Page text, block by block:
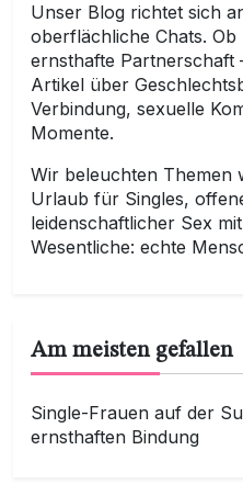
Unser Blog richtet sich
oberflächliche Chats.
ernsthafte Partnerschaft
Artikel über
Verbindung, sexuelle
Momente.
Wir beleuchten Themen
Urlaub für Singles,
leidenschaftlicher Sex
Wesentliche: echte
Am meisten gefallen
Single-Frauen auf der
ernsthaften Bindung